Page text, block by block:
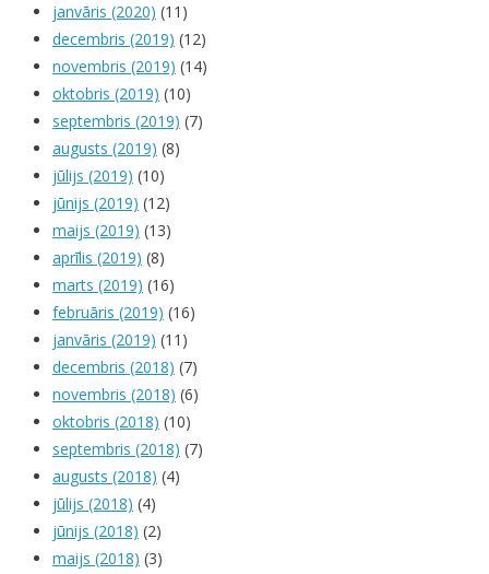
janvāris (2020) (11)
decembris (2019) (12)
novembris (2019) (14)
oktobris (2019) (10)
septembris (2019) (7)
augusts (2019) (8)
jūlijs (2019) (10)
jūnijs (2019) (12)
maijs (2019) (13)
aprīlis (2019) (8)
marts (2019) (16)
februāris (2019) (16)
janvāris (2019) (11)
decembris (2018) (7)
novembris (2018) (6)
oktobris (2018) (10)
septembris (2018) (7)
augusts (2018) (4)
jūlijs (2018) (4)
jūnijs (2018) (2)
maijs (2018) (3)